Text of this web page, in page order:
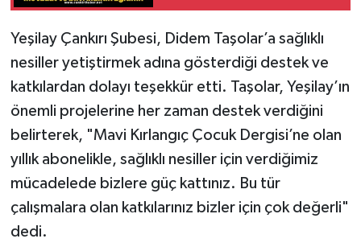
Yeşilay Çankırı Şubesi, Didem Taşolar’a sağlıklı
nesiller yetiştirmek adına gösterdiği destek ve
katkılardan dolayı teşekkür etti. Taşolar, Yeşilay’ın
önemli projelerine her zaman destek verdiğini
belirterek, "Mavi Kırlangıç Çocuk Dergisi’ne olan
yıllık abonelikle, sağlıklı nesiller için verdiğimiz
mücadelede bizlere güç kattınız. Bu tür
çalışmalara olan katkılarınız bizler için çok değerli"
dedi.